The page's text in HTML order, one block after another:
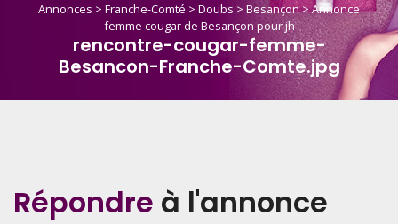
Annonces > Franche-Comté > Doubs > Besançon>Annonce
femme cougar de Besançon pour jh
rencontre-cougar-femme-
Besancon-Franche-Comte.jpg
Répondre à l'annonce